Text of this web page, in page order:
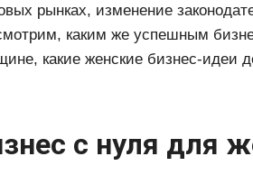
рынках, изменение
каким же успешным
какие женские бизнес-идеи
с нуля для